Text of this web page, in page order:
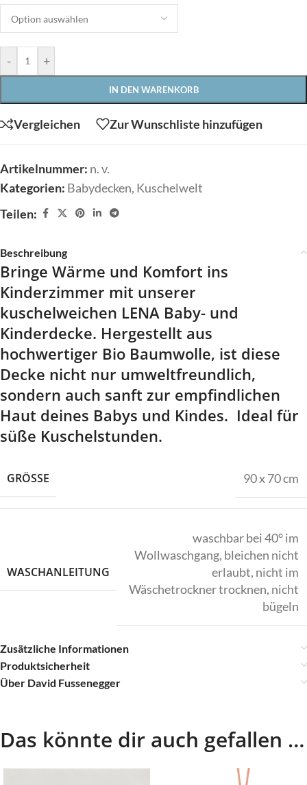
- +
IN DEN WARENKORB
Vergleichen Zur Wunschliste hinzufügen
Artikelnummer: n. v.
Kategorien: Babydecken, Kuschelwelt
Teilen:
Beschreibung
Bringe Wärme und Komfort ins
Kinderzimmer mit unserer
kuschelweichen LENA Baby- und
Kinderdecke. Hergestellt aus
hochwertiger Bio Baumwolle, ist diese
Decke nicht nur umweltfreundlich,
sondern auch sanft zur empfindlichen
Haut deines Babys und Kindes. Ideal für
süße Kuschelstunden.
GRÖSSE 90 x 70 cm
WASCHANLEITUNG
waschbar bei 40° im
Wollwaschgang, bleichen nicht
erlaubt, nicht im
Wäschetrockner trocknen, nicht
bügeln
Zusätzliche Informationen
Produktsicherheit
Über David Fussenegger
Das könnte dir auch gefallen …